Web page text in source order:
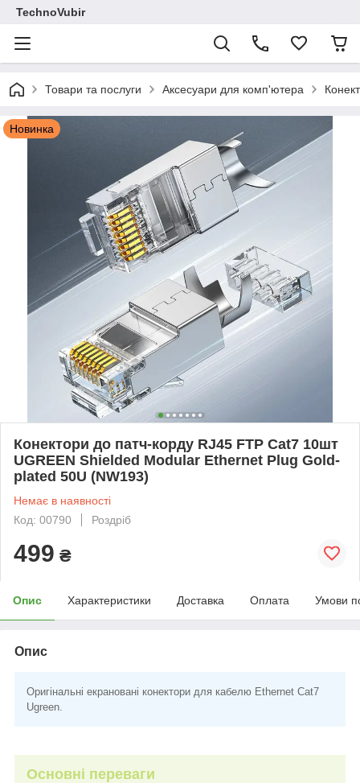
TechnoVubir
Товари та послуги Аксесуари для комп'ютера
Новинка
Конектори до патч-корду RJ45 FTP Cat7 10шт
UGREEN Shielded Modular Ethernet Plug Gold-
plated 50U (NW193)
Немає в наявності
Код: 00790
Роздріб
499 ₴
Опис Характеристики Доставка Оплата Умови
Опис
Оригінальні екрановані конектори для кабелю Ethernet Cat7
Ugreen.
Основні переваги